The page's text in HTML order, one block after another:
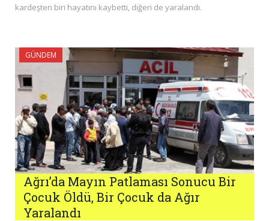
kardeşten biri hayatını kaybetti, diğeri de yaralandı.
GÜNDEM
Ağrı’da Mayın Patlaması Sonucu Bir
Çocuk Öldü, Bir Çocuk da Ağır
Yaralandı